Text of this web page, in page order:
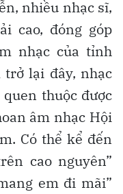
nhiều nhạc sĩ,
cao, đóng góp
nhạc của tỉnh
lại đây, nhạc
thuộc được
âm nhạc Hội
Có thể kể đến
cao nguyên”
em đi mãi”